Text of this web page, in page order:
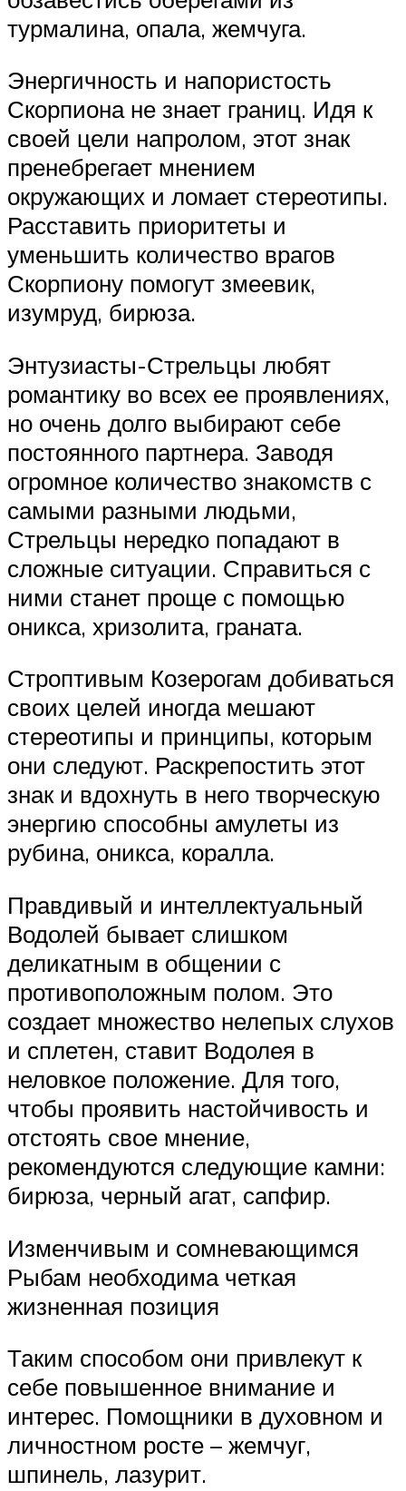
турмалина, опала, жемчуга.
Энергичность и напористость
Скорпиона не знает границ. Идя к
своей цели напролом, этот знак
пренебрегает мнением
окружающих и ломает стереотипы.
Расставить приоритеты и
уменьшить количество врагов
Скорпиону помогут змеевик,
изумруд, бирюза.
Энтузиасты-Стрельцы любят
романтику во всех ее проявлениях,
но очень долго выбирают себе
постоянного партнера. Заводя
огромное количество знакомств с
самыми разными людьми,
Стрельцы нередко попадают в
сложные ситуации. Справиться с
ними станет проще с помощью
оникса, хризолита, граната.
Строптивым Козерогам добиваться
своих целей иногда мешают
стереотипы и принципы, которым
они следуют. Раскрепостить этот
знак и вдохнуть в него творческую
энергию способны амулеты из
рубина, оникса, коралла.
Правдивый и интеллектуальный
Водолей бывает слишком
деликатным в общении с
противоположным полом. Это
создает множество нелепых слухов
и сплетен, ставит Водолея в
неловкое положение. Для того,
чтобы проявить настойчивость и
отстоять свое мнение,
рекомендуются следующие камни:
бирюза, черный агат, сапфир.
Изменчивым и сомневающимся
Рыбам необходима четкая
жизненная позиция
Таким способом они привлекут к
себе повышенное внимание и
интерес. Помощники в духовном и
личностном росте – жемчуг,
шпинель, лазурит.